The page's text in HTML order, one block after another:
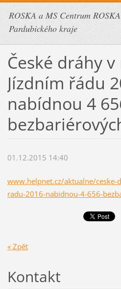
ROSKA a MS Centrum ROSKA
Pardubického kraje
České dráhy
Jízdním řádu
nabídnou 4
01.12.2015 14:40
www.helpnet.cz/aktualne/
radu-2016-nabidnou-4-656-
« Zpět
Kontakt